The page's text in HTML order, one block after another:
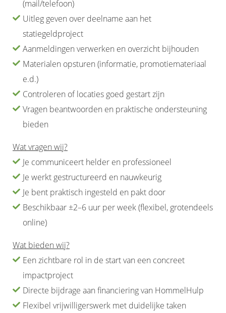
(mail/telefoon)
Uitleg geven over deelname aan het
statiegeldproject
Aanmeldingen verwerken en overzicht bijhouden
Materialen opsturen (informatie, promotiemateriaal
e.d.)
Controleren of locaties goed gestart zijn
Vragen beantwoorden en praktische ondersteuning
bieden
Wat vragen wij?
Je communiceert helder en professioneel
Je werkt gestructureerd en nauwkeurig
Je bent praktisch ingesteld en pakt door
Beschikbaar ±2–6 uur per week (flexibel, grotendeels
online)
Wat bieden wij?
Een zichtbare rol in de start van een concreet
impactproject
Directe bijdrage aan financiering van HommelHulp
Flexibel vrijwilligerswerk met duidelijke taken